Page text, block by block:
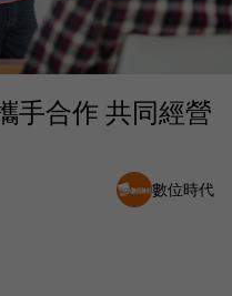
手合作 共同經營
數位時代